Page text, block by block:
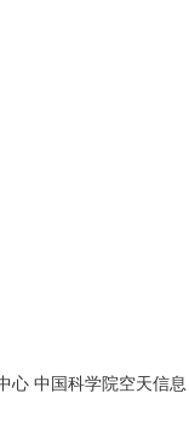
心 中国科学院空天信息